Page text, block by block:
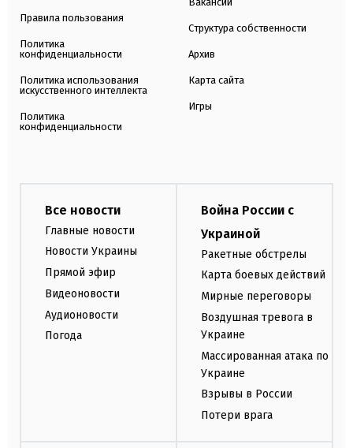
Правила пользования
Политика
конфиденциальности
Политика использования
искусственного интеллекта
Политика
конфиденциальности
Структура собственности
Архив
Карта сайта
Игры
Все новости
Главные новости
Новости Украины
Прямой эфир
Видеоновости
Аудионовости
Погода
Война России с
Украиной
Ракетные обстрелы
Карта боевых действий
Мирные переговоры
Воздушная тревога в
Украине
Массированная атака по
Украине
Взрывы в России
Потери врага